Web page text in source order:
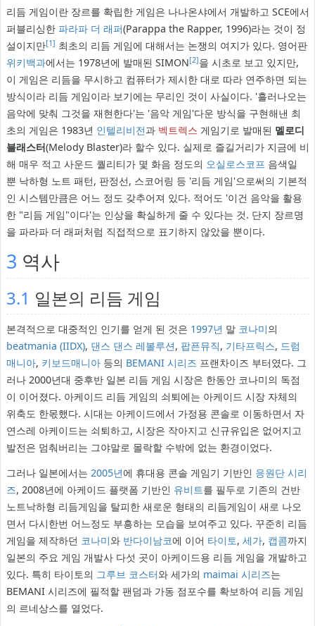
리듬 게임이란 장르를 확립한 게임은 나나온샤에서 개발하고 SCE에서
퍼블리싱한 파라파 더 래퍼(Parappa the Rapper, 1996)라는 것이 정
설이지만[1] 최초의 리듬 게임에 대해서는 논쟁의 여지가 있다. 영어판
위키백과에서는 1978년에 발매된 SIMON[2]을 시초로 보고 있지만,
이 게임은 리듬을 무시하고 컴퓨터가 제시한 대로 따라 연주하면 되는
방식이라 리듬 게임이라 보기에는 무리인 것이 사실이다. '흘러나오는
음악에 맞춰 그것을 재현한다'는 '음악 게임'다운 방식을 구현해낸 최
초의 게임은 1983년 인텔리비전과 벡트렉스 게임기로 발매된 멜로디
블래스터(Melody Blaster)라 할수 있다. 실제로 즐길거리가 지금에 비
해 매우 적고 사운드 퀄리티가 몇 화음 정도의 오실로스코프 음색일
뿐 낙하형 노트 패턴, 판정선, 스코어링 등 '리듬 게임'으로써의 기본적
인 시스템만큼은 어느 정도 갖추어져 있다. 적어도 '이건 음악을 활용
한 "리듬 게임"이다'는 인상을 확실하게 줄 수 있다는 것. 단지 장르명
을 파라파 더 래퍼처럼 직접적으로 표기하지 않았을 뿐이다.
3 역사
3.1 일본의 리듬 게임
본격적으로 대중적인 인기를 얻게 된 것은 1997년 말 코나미의
beatmania (IIDX), 댄스 댄스 레볼루션, 팝픈뮤직, 기타프릭스, 드럼
매니아, 키보드매니아등의 BEMANI 시리즈 프랜차이즈 부터였다. 그
러나 2000년대 중후반 일본 리듬 게임 시장은 한동안 코나미의 독점
이 이어졌다. 아케이드 리듬 게임의 쇠퇴에는 아케이드 시장 자체의
위축도 한몫했다. 시대는 아케이드에서 가정용 콘솔로 이동하면서 자
연스레 아케이드는 쇠퇴하고, 시장은 작아지고 신규유입은 없어지고
발전은 멈춰버리는 그야말로 몰락할 수밖에 없는 환경이었다.
그러나 일본에서는 2005년에 휴대용 콘솔 게임기 기반인 응원단 시리
즈, 2008년에 아케이드 플랫폼 기반인 유비트를 필두로 기존의 건반
노트낙하형 리듬게임을 탈피한 새로운 형태의 리듬게임이 새로 나오
면서 다시한번 어느정도 부흥하는 모습을 보여주고 있다. 꾸준히 리듬
게임을 제작하던 코나미와 반다이남코에 이어 타이토, 세가, 캡콤까지
일본의 주요 게임 개발사 다섯 곳이 아케이드용 리듬 게임을 개발하고
있다. 특히 타이토의 그루브 코스터와 세가의 maimai 시리즈는
BEMANI 시리즈에 필적할 팬덤과 가동 점포수를 확보하여 리듬 게임
의 르네상스를 열었다.